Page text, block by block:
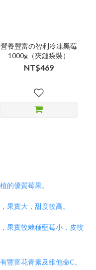
營養豐富の智利冷凍黑莓
1000g（夾鏈袋裝）
NT$469